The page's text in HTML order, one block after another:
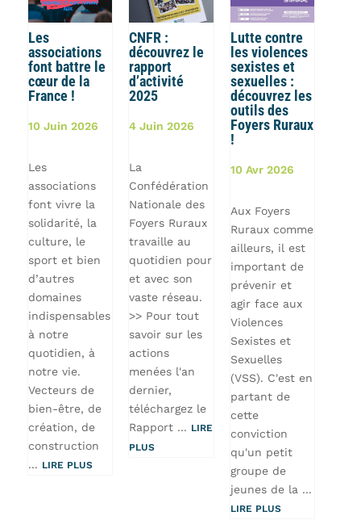
Les
associations
font battre le
cœur de la
France !
10 Juin 2026
Les
associations
font vivre la
solidarité, la
culture, le
sport et bien
d’autres
domaines
indispensables
à notre
quotidien, à
notre vie.
Vecteurs de
bien-être, de
création, de
construction
... LIRE PLUS
CNFR :
découvrez le
rapport
d’activité
2025
4 Juin 2026
La
Confédération
Nationale des
Foyers Ruraux
travaille au
quotidien pour
et avec son
vaste réseau.
>> Pour tout
savoir sur les
actions
menées l'an
dernier,
téléchargez le
Rapport ... LIRE
PLUS
Lutte contre
les violences
sexistes et
sexuelles :
découvrez les
outils des
Foyers Ruraux
!
10 Avr 2026
Aux Foyers
Ruraux comme
ailleurs, il est
important de
prévenir et
agir face aux
Violences
Sexistes et
Sexuelles
(VSS). C'est en
partant de
cette
conviction
qu'un petit
groupe de
jeunes de la ...
LIRE PLUS